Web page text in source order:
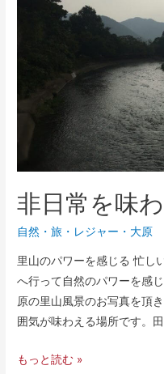
非日常を味
自然 ・旅・レジャー ・ 大原
里山のパワーを感じる 忙し
へ行って自然のパワーを感
原の里山風景のお写真を頂
囲気が味わえる場所です。
もっと読む »